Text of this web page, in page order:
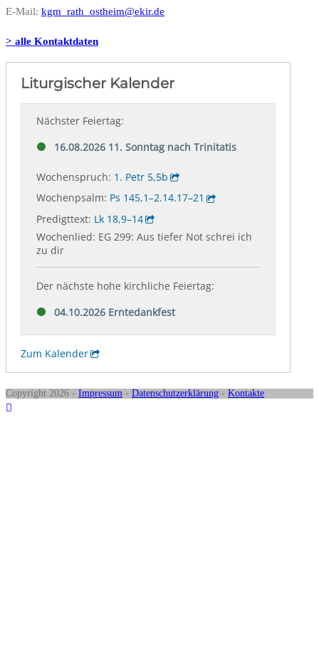
E-Mail: kgm_rath_ostheim@ekir.de
> alle Kontaktdaten
Copyright 2026 - Impressum - Datenschutzerklärung - Kontakte